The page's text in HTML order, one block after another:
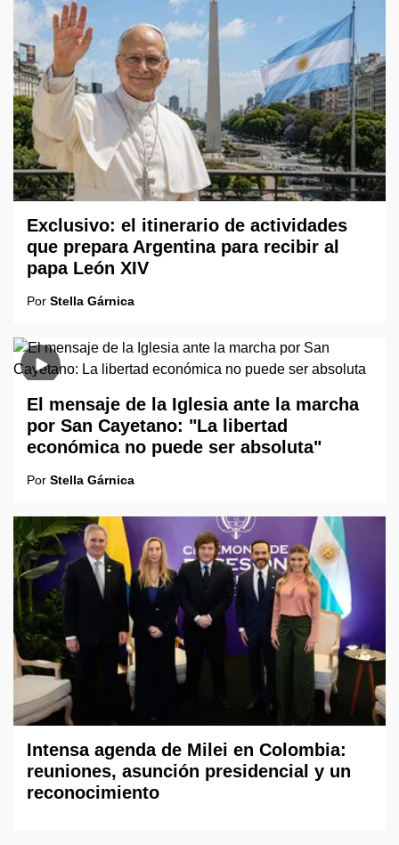
Exclusivo: el itinerario de actividades
que prepara Argentina para recibir al
papa León XIV
Por Stella Gárnica
El mensaje de la Iglesia ante la marcha
por San Cayetano: "La libertad
económica no puede ser absoluta"
Por Stella Gárnica
Intensa agenda de Milei en Colombia:
reuniones, asunción presidencial y un
reconocimiento